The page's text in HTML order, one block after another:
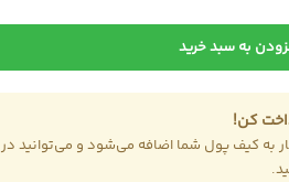
به سبد خرید
کن!
به کیف پول شما اضافه می‌شود و می‌توانید در